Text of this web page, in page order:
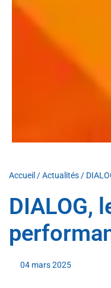
Accueil /Actualités /
DIALOG,
04 mars 2025